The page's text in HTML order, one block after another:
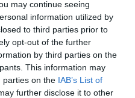
may continue seeing
information utilized by
to third parties prior to
opt-out of the further
by third parties on the
This information may
parties on the IAB’s List of
further disclose it to other
a la industria en una
los resultados de los
director de Relaciones
del grupo TEVA, apunta:
el coste de los